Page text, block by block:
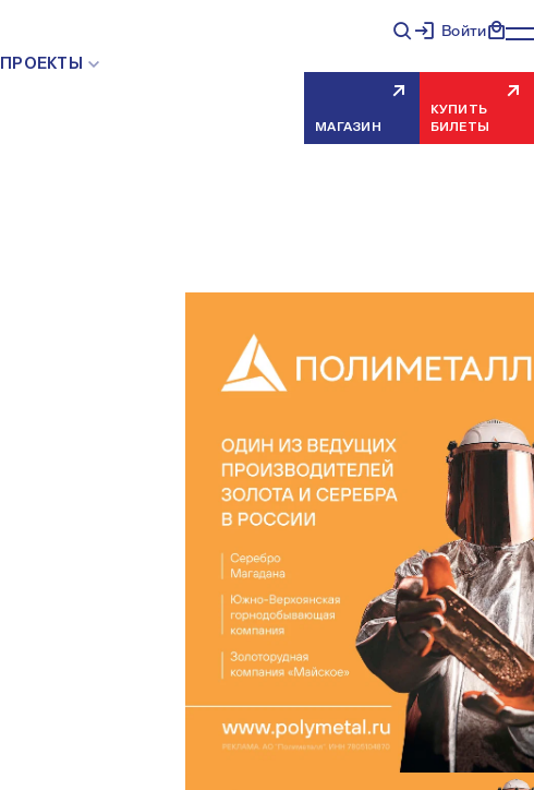
ПРОЕКТЫ
Войти
МАГАЗИН
КУПИТЬ
БИЛЕТЫ